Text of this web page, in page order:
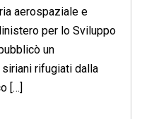
aerospaziale e
per lo Sviluppo
un
rifugiati dalla
[…]